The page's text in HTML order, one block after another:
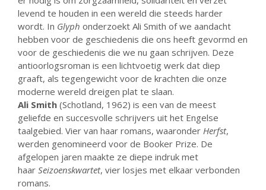
augustus 2026
juli 2026
juni 2026
mei 2026
april 2026
maart 2026
februari 2026
januari 2026
december 2025
levend te houden in een wereld die steeds harder
wordt. In Glyph onderzoekt Ali Smith of we aandacht
hebben voor de geschiedenis die ons heeft gevormd en
voor de geschiedenis die we nu gaan schrijven. Deze
antioorlogsroman is een lichtvoetig werk dat diep
graaft, als tegengewicht voor de krachten die onze
moderne wereld dreigen plat te slaan.
Ali Smith (Schotland, 1962) is een van de meest
geliefde en succesvolle schrijvers uit het Engelse
taalgebied. Vier van haar romans, waaronder Herfst,
werden genomineerd voor de Booker Prize. De
afgelopen jaren maakte ze diepe indruk met
haar Seizoenskwartet, vier losjes met elkaar verbonden
romans.